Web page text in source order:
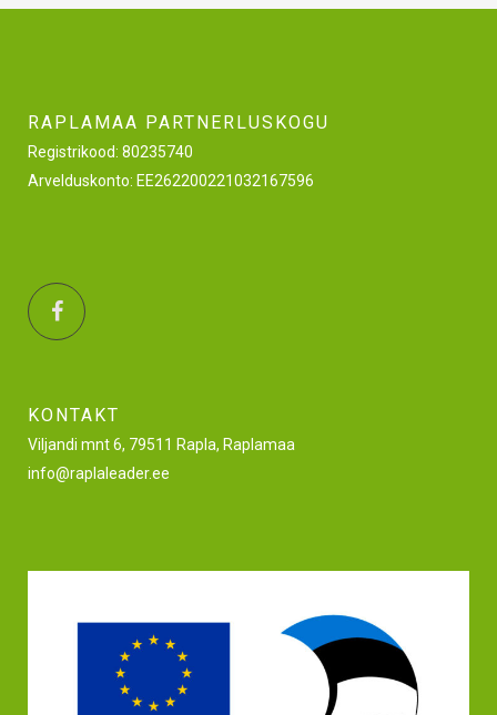
RAPLAMAA PARTNERLUSKOGU
Registrikood: 80235740
Arvelduskonto: EE262200221032167596
KONTAKT
Viljandi mnt 6, 79511 Rapla, Raplamaa
info@raplaleader.ee